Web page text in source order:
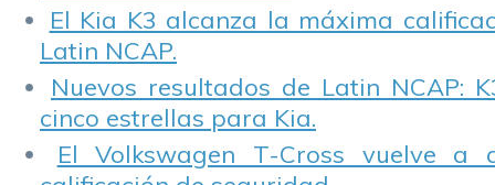
El Kia K3 alcanza la máxima
Latin NCAP.
Nuevos resultados de Latin NCAP:
cinco estrellas para Kia.
El Volkswagen T-Cross vuelve a